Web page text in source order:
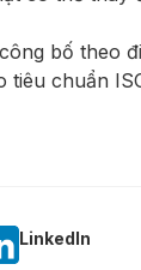
bố theo
tiêu chuẩn
Linkedln